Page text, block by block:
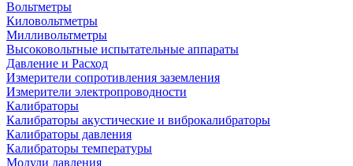
Вольтметры
Киловольтметры
Милливольтметры
Высоковольтные испытательные аппараты
Давление и Расход
Измерители сопротивления заземления
Измерители электропроводности
Калибраторы
Калибраторы акустические и виброкалибраторы
Калибраторы давления
Калибраторы температуры
Модули давления